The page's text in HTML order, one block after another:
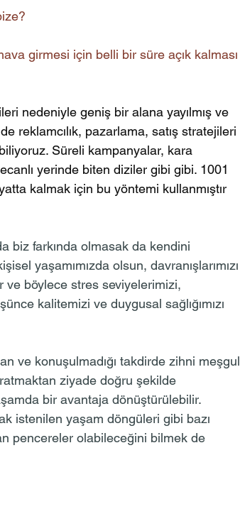
girmesi için belli bir süre açık kalması
nedeniyle geniş bir alana yayılmış ve
reklamcılık, pazarlama, satış stratejileri
Süreli kampanyalar, kara
yerinde biten diziler gibi gibi. 1001
kalmak için bu yöntemi kullanmıştır
biz farkında olmasak da kendini
yaşamımızda olsun, davranışlarımızı
böylece stres seviyelerimizi,
kalitemizi ve duygusal sağlığımızı
ve konuşulmadığı takdirde zihni meşgul
ziyade doğru şekilde
bir avantaja dönüştürülebilir.
istenilen yaşam döngüleri gibi bazı
pencereler olabileceğini bilmek de